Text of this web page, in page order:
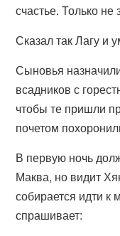
счастье. Только не
Сказал так Лагу и
Сыновья
всадников с
чтобы те пришли
почетом
В первую ночь
Маква, но видит
собирается идти
спрашивает: